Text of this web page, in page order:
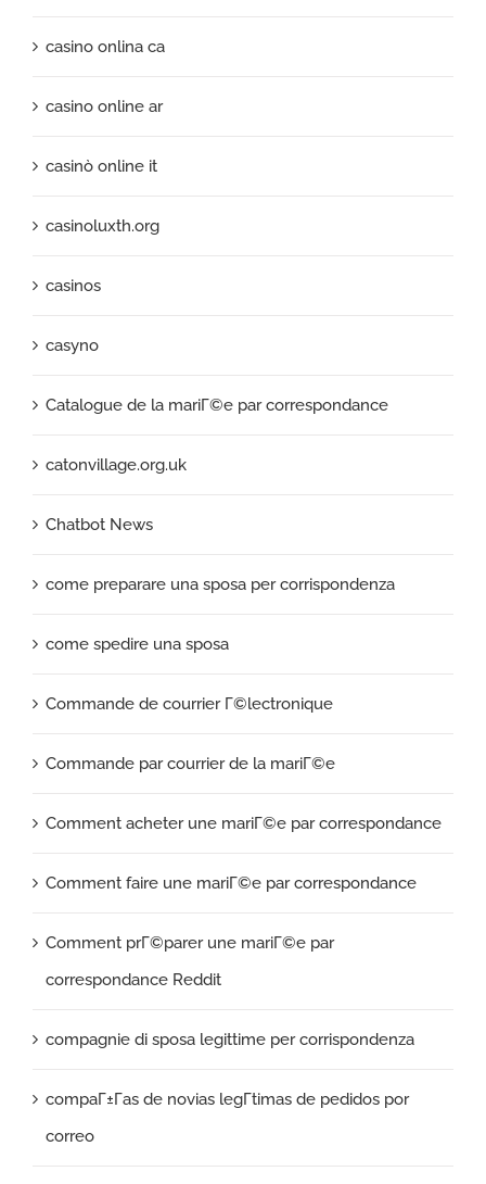
casino onlina ca
casino online ar
casinò online it
casinoluxth.org
casinos
casyno
Catalogue de la mariГ©e par correspondance
catonvillage.org.uk
Chatbot News
come preparare una sposa per corrispondenza
come spedire una sposa
Commande de courrier Г©lectronique
Commande par courrier de la mariГ©e
Comment acheter une mariГ©e par correspondance
Comment faire une mariГ©e par correspondance
Comment prГ©parer une mariГ©e par
correspondance Reddit
compagnie di sposa legittime per corrispondenza
compaГ±Г­as de novias legГ­timas de pedidos por
correo